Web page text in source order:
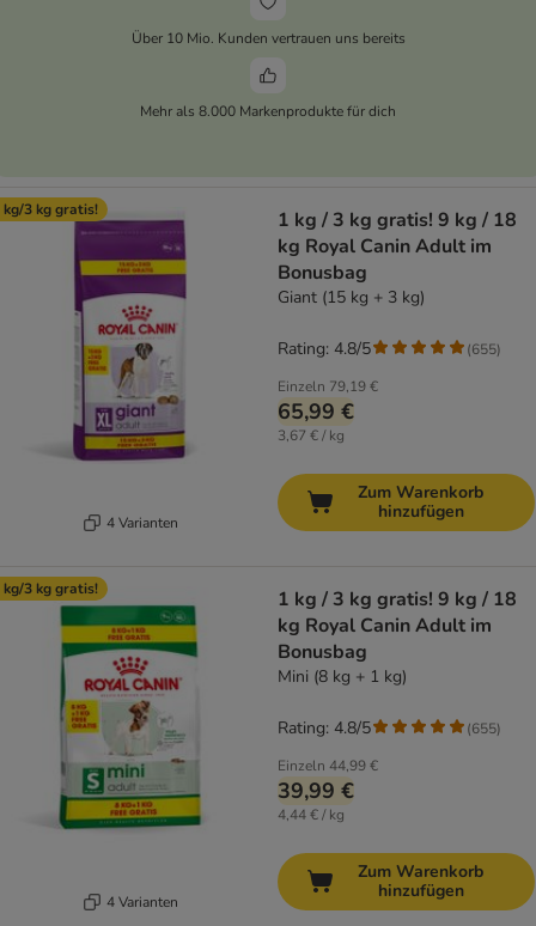
Über 10 Mio. Kunden vertrauen uns bereits
Mehr als 8.000 Markenprodukte für dich
kg/3 kg gratis!
4 Varianten
1 kg / 3 kg gratis! 9 kg / 18
kg Royal Canin Adult im
Bonusbag
Giant (15 kg + 3 kg)
Einzeln 79,19 €
65,99 €
3,67 € / kg
Rating: 4.8/5 (655)
Zum Warenkorb
hinzufügen
kg/3 kg gratis!
4 Varianten
1 kg / 3 kg gratis! 9 kg / 18
kg Royal Canin Adult im
Bonusbag
Mini (8 kg + 1 kg)
Einzeln 44,99 €
39,99 €
4,44 € / kg
Rating: 4.8/5 (655)
Zum Warenkorb
hinzufügen